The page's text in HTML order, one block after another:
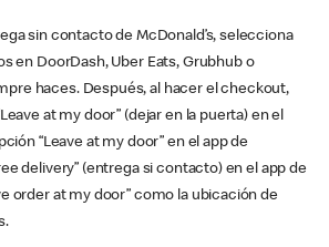
sin contacto de McDonald’s, selecciona
en DoorDash, Uber Eats, Grubhub o
haces. Después, al hacer el checkout,
at my door” (dejar en la puerta) en el
“Leave at my door” en el app de
delivery” (entrega si contacto) en el app de
order at my door” como la ubicación de